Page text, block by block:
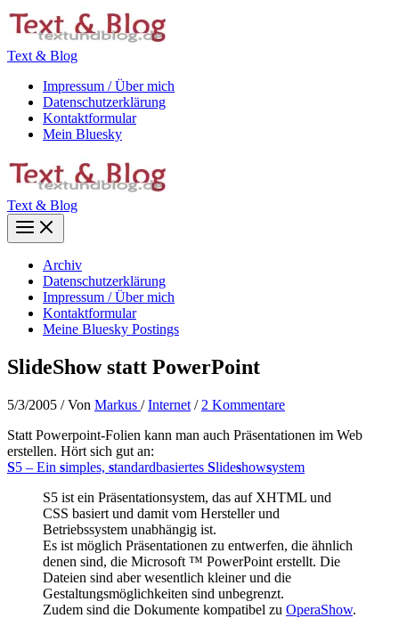
Zum
Inhalt
Text & Blog
Impressum / Über mich
Datenschutzerklärung
Kontaktformular
Mein Bluesky
Text & Blog
Main
Menu
Archiv
Datenschutzerklärung
Impressum / Über mich
Kontaktformular
Meine Bluesky Postings
SlideShow statt PowerPoint
5/3/2005 / Von Markus /Internet / 2 Kommentare
Statt Powerpoint-Folien kann man auch Präsentationen im Web
erstellen. Hört sich gut an:
S5 – Ein simples, standardbasiertes Slideshowsystem
S5 ist ein Präsentationsystem, das auf XHTML und
CSS basiert und damit vom Hersteller und
Betriebssystem unabhängig ist.
Es ist möglich Präsentationen zu entwerfen, die ähnlich
denen sind, die Microsoft ™ PowerPoint erstellt. Die
Dateien sind aber wesentlich kleiner und die
Gestaltungsmöglichkeiten sind unbegrenzt.
Zudem sind die Dokumente kompatibel zu OperaShow.